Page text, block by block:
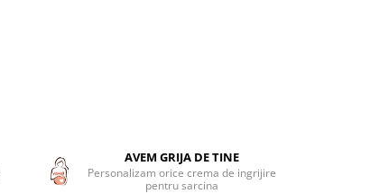
AVEM GRIJA DE TINE
Personalizam orice crema de ingrijire
pentru sarcina